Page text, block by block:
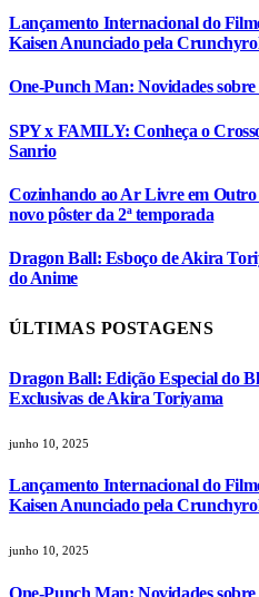
Lançamento Internacional do
Kaisen Anunciado pela
One-Punch Man: Novidades
SPY x FAMILY: Conheça o
Sanrio
Cozinhando ao Ar Livre em
novo pôster da 2ª temporada
Dragon Ball: Esboço de Akira
do Anime
ÚLTIMAS POSTAGENS
Dragon Ball: Edição Especial do
Exclusivas de Akira Toriyama
junho 10, 2025
Lançamento Internacional do
Kaisen Anunciado pela
junho 10, 2025
One-Punch Man: Novidades